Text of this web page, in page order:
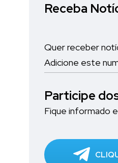
Receba
Quer receber
Adicione este
Participe
Fique informado